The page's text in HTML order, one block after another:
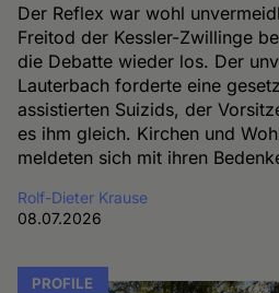
Der Reflex war wohl
Freitod der Kessler-Zwillinge
die Debatte wieder los. Der
Lauterbach forderte eine
assistierten Suizids, der
es ihm gleich. Kirchen und
meldeten sich mit ihren
Rolf-Dieter Krause
08.07.2026
PROFILE